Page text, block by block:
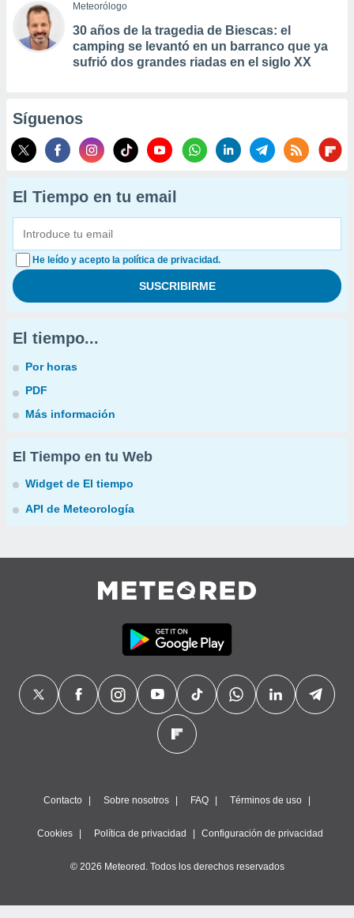
Meteorólogo
30 años de la tragedia de Biescas: el
camping se levantó en un barranco que ya
sufrió dos grandes riadas en el siglo XX
Síguenos
El Tiempo en tu email
He leído y acepto la política de privacidad.
El tiempo...
Por horas
PDF
Más información
El Tiempo en tu Web
Widget de El tiempo
API de Meteorología
Contacto Sobre nosotros FAQ Términos de uso
Cookies Política de privacidad Configuración de privacidad
© 2026 Meteored. Todos los derechos reservados